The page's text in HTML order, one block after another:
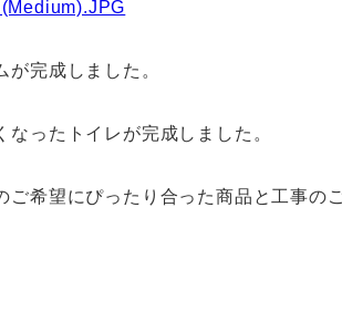
完成しました。
ったトイレが完成しました。
希望にぴったり合った商品と工事の